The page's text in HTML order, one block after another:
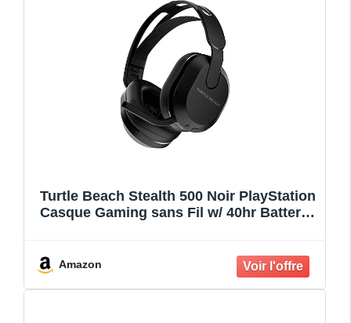
Turtle Beach Stealth 500 Noir PlayStation
Casque Gaming sans Fil w/ 40hr Batterie
Amazon